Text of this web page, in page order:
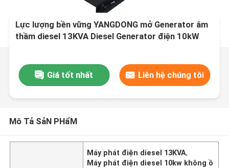
Lực lượng bền vững YANGDONG mở Generator âm
thầm diesel 13KVA Diesel Generator điện 10kW
Giá tốt nhất Liên hệ chúng tôi
Mô Tả SảN PHẩM
Máy phát điện diesel 13KVA,
Máy phát điện diesel 10kw không ồ